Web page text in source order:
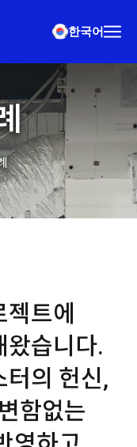
한국어
트에
왔습니다.
터의 헌신,
함없는